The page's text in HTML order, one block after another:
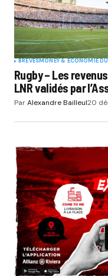
BRÈVESMONEY & ÉCONOMIE
Rugby – Les
LNR validés par
ParAlexandre Bailleul20